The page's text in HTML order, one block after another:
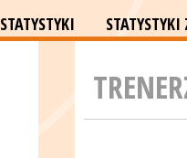
STATYSTYKI